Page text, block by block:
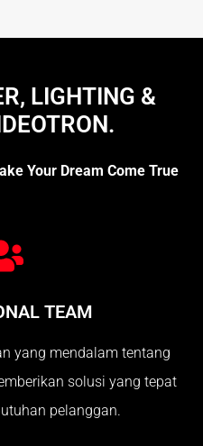
LIGHTING &
Your Dream Come True
TEAM
yang mendalam tentang
solusi yang tepat
pelanggan.